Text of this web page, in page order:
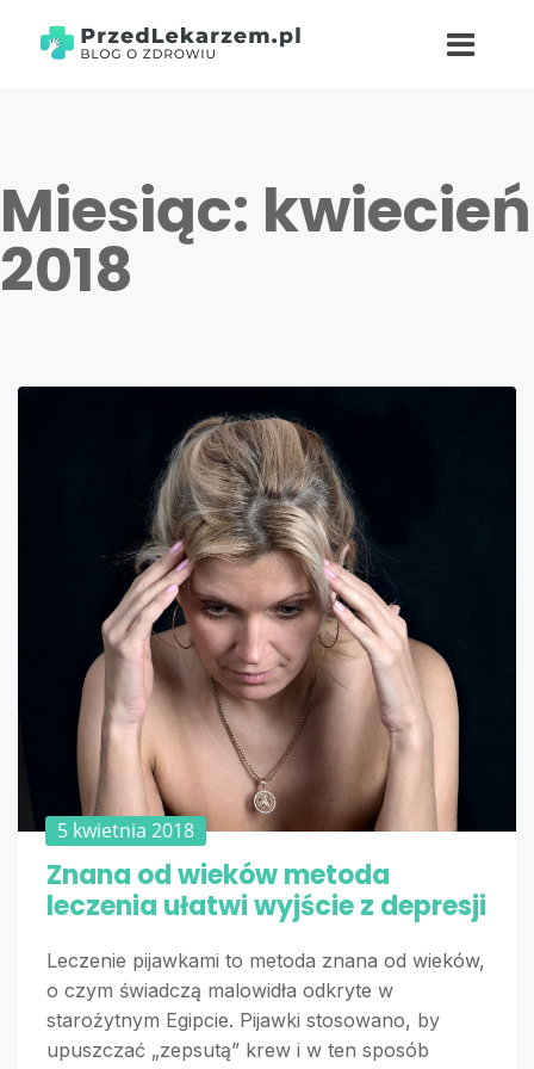
Miesiąc: kwiecień
2018
5 kwietnia 2018
Znana od wieków metoda
leczenia ułatwi wyjście z depresji
Leczenie pijawkami to metoda znana od wieków,
o czym świadczą malowidła odkryte w
starożytnym Egipcie. Pijawki stosowano, by
upuszczać „zepsutą” krew i w ten sposób